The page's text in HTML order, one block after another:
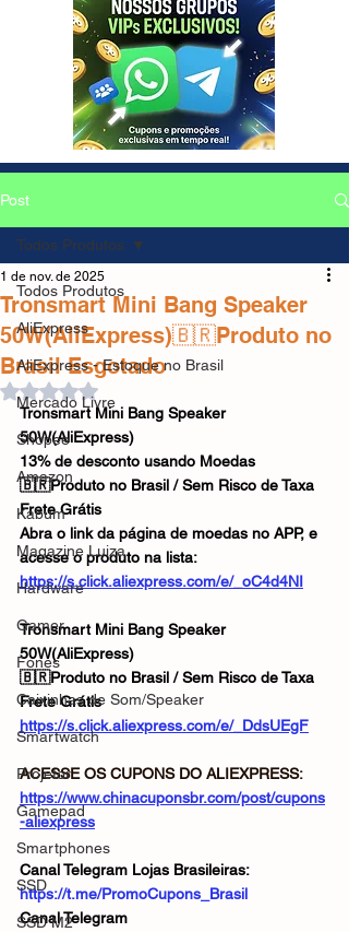
Post
Todos Produtos
AliExpress
AliExpress - Estoque no Brasil
Mercado Livre
Shopee
Amazon
Kabum
Magazine Luiza
Hardware
Gamer
Fones
Caixinhas de Som/Speaker
Smartwatch
Projetor
Gamepad
Smartphones
SSD
SSD M2
Todos Produtos
Tronsmart Mini Bang Speaker
50W(AliExpress)🇧🇷Produto no
Brasil Esgotado
1 de nov. de 2025
Avaliado com NaN de 5 estrelas.
Tronsmart Mini Bang Speaker
50W(AliExpress)
13% de desconto usando Moedas
🇧🇷Produto no Brasil / Sem Risco de Taxa
Frete Grátis
Abra o link da página de moedas no APP, e
acesse o produto na lista:
https://s.click.aliexpress.com/e/_oC4d4NI
Tronsmart Mini Bang Speaker
50W(AliExpress)
🇧🇷Produto no Brasil / Sem Risco de Taxa
Frete Grátis
https://s.click.aliexpress.com/e/_DdsUEgF
ACESSE OS CUPONS DO ALIEXPRESS:
https://www.chinacuponsbr.com/post/cupons
-aliexpress
Canal Telegram Lojas Brasileiras:
https://t.me/PromoCupons_Brasil
Canal Telegram